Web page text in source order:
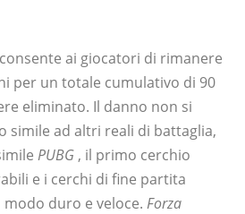
ai giocatori di rimanere
per un totale cumulativo di 90
eliminato. Il danno non si
simile ad altri reali di battaglia,
PUBG , il primo cerchio
e i cerchi di fine partita
duro e veloce. Forza